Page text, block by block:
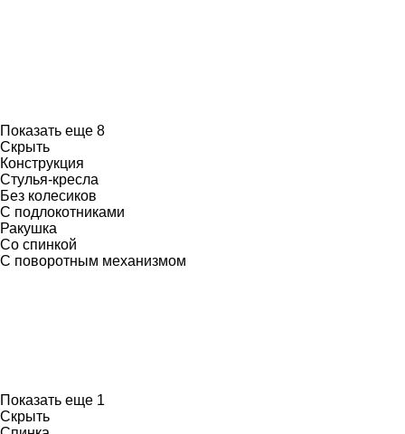
Показать еще 8
Скрыть
Конструкция
Стулья-кресла
Без колесиков
С подлокотниками
Ракушка
Со спинкой
С поворотным механизмом
Показать еще 1
Скрыть